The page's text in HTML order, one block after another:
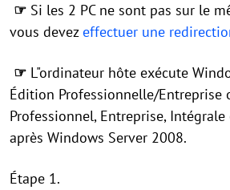
☞ Si les 2 PC ne sont pas sur le
vous devezeffectuer une
☞ L"ordinateur hôte exécute
Édition Professionnelle/Entreprise
Professionnel, Entreprise,
après Windows Server 2008.
Étape 1.